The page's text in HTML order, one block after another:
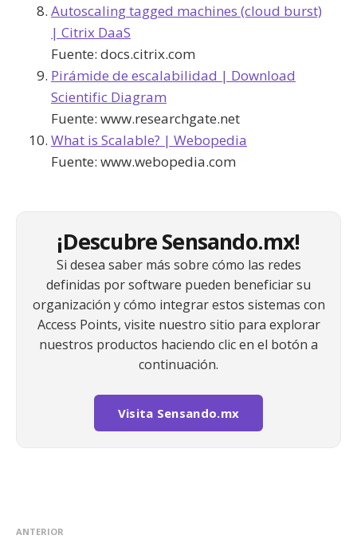
Autoscaling tagged machines (cloud burst)
| Citrix DaaS
Fuente: docs.citrix.com
Pirámide de escalabilidad | Download
Scientific Diagram
Fuente: www.researchgate.net
What is Scalable? | Webopedia
Fuente: www.webopedia.com
¡Descubre Sensando.mx!
Si desea saber más sobre cómo las redes
definidas por software pueden beneficiar su
organización y cómo integrar estos sistemas con
Access Points, visite nuestro sitio para explorar
nuestros productos haciendo clic en el botón a
continuación.
Visita Sensando.mx
ANTERIOR